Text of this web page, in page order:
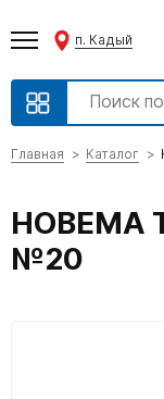
п. Кадый
Главная Каталог
НОВЕМА
№20